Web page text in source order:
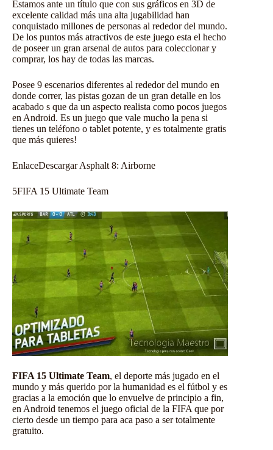
Estamos ante un título que con sus gráficos en 3D de
excelente calidad más una alta jugabilidad han
conquistado millones de personas al rededor del mundo.
De los puntos más atractivos de este juego esta el hecho
de poseer un gran arsenal de autos para coleccionar y
comprar, los hay de todas las marcas.
Posee 9 escenarios diferentes al rededor del mundo en
donde correr, las pistas gozan de un gran detalle en los
acabado s que da un aspecto realista como pocos juegos
en Android. Es un juego que vale mucho la pena si
tienes un teléfono o tablet potente, y es totalmente gratis
que más quieres!
EnlaceDescargar Asphalt 8: Airborne
5FIFA 15 Ultimate Team
FIFA 15 Ultimate Team, el deporte más jugado en el
mundo y más querido por la humanidad es el fútbol y es
gracias a la emoción que lo envuelve de principio a fin,
en Android tenemos el juego oficial de la FIFA que por
cierto desde un tiempo para aca paso a ser totalmente
gratuito.